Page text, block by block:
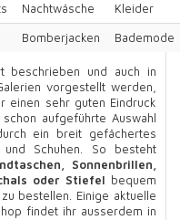
Nachtwäsche
Kleider
Bomberjacken Bademode
beschrieben und auch in
vorgestellt werden,
einen sehr guten Eindruck
aufgeführte Auswahl
ein breit gefächertes
Schuhen. So besteht
Sonnenbrillen,
oder Stiefel bequem
bestellen. Einige aktuelle
findet ihr ausserdem in